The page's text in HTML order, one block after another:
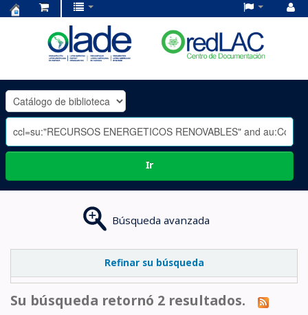
OLADE
-
Ir
Búsqueda avanzada
Refinar su búsqueda
Su búsqueda retornó 2 resultados.